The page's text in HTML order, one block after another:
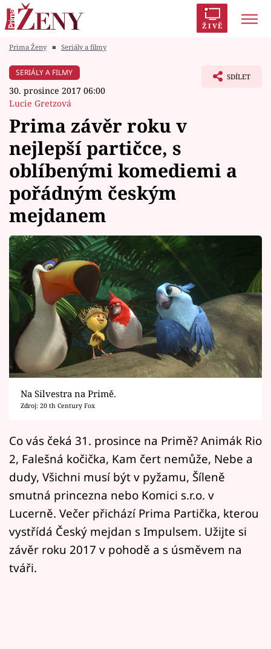
ŽIVĚ
Módní alarm
Témata
Celebrity
Vztahy
Seriály
Horoskopy
Sledujte prima+
Filmový festival Karlovy Vary
Pořady
Mámy sobě
Sledujte nás
Prima Ženy ■ Seriály a filmy
SERIÁLY A FILMY
30. prosince 2017 06:00
Lucie Gretzová
SDÍLET
Prima závěr roku v
nejlepší partičce, s
oblíbenými komediemi a
pořádným českým
mejdanem
Na Silvestra na Primě.
Zdroj: 20 th Century Fox
Co vás čeká 31. prosince na Primě? Animák Rio
2, Falešná kočička, Kam čert nemůže, Nebe a
dudy, Všichni musí být v pyžamu, Šíleně
smutná princezna nebo Komici s.r.o. v
Lucerně. Večer přichází Prima Partička, kterou
vystřídá Český mejdan s Impulsem. Užijte si
závěr roku 2017 v pohodě a s úsměvem na
tváři.